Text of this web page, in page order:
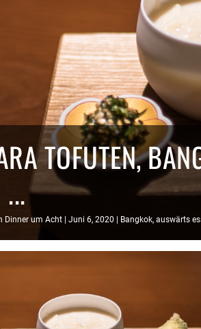
TOFUTEN,
Dinner um Acht |Juni 6, 2020 Bangkok,auswärts